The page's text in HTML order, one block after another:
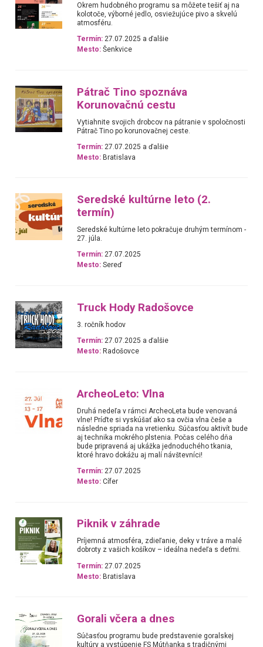
Okrem hudobného programu sa môžete tešiť aj na
kolotoče, výborné jedlo, osviežujúce pivo a skvelú
atmosféru.
Termín: 27.07.2025 a ďalšie
Mesto: Šenkvice
Pátrač Tino spoznáva
Korunovačnú cestu
Vytiahnite svojich drobcov na pátranie v spoločnosti
Pátrač Tino po korunovačnej ceste.
Termín: 27.07.2025 a ďalšie
Mesto: Bratislava
Seredské kultúrne leto (2.
termín)
Seredské kultúrne leto pokračuje druhým termínom -
27. júla.
Termín: 27.07.2025
Mesto: Sereď
Truck Hody Radošovce
3. ročník hodov
Termín: 27.07.2025 a ďalšie
Mesto: Radošovce
ArcheoLeto: Vlna
Druhá nedeľa v rámci ArcheoLeta bude venovaná
vlne! Príďte si vyskúšať ako sa ovčia vlna češe a
následne spriada na vretienku. Súčasťou aktivít bude
aj technika mokrého plstenia. Počas celého dňa
bude pripravená aj ukážka jednoduchého tkania,
ktoré hravo dokážu aj malí návštevníci!
Termín: 27.07.2025
Mesto: Cífer
Piknik v záhrade
Príjemná atmosféra, zdieľanie, deky v tráve a malé
dobroty z vašich košíkov – ideálna nedeľa s deťmi.
Termín: 27.07.2025
Mesto: Bratislava
Gorali včera a dnes
Súčasťou programu bude predstavenie goralskej
kultúry a vystúpenie FS Mútňanka s tradičnými